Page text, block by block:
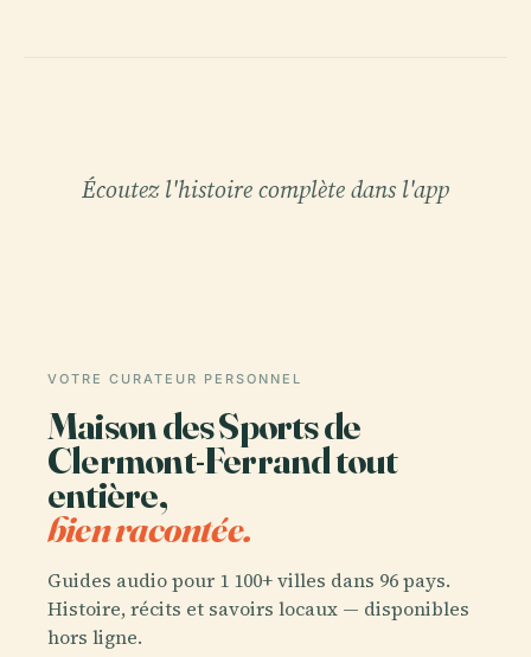
Écoutez l'histoire complète dans l'app
VOTRE CURATEUR PERSONNEL
Maison des Sports de
Clermont-Ferrand tout
entière,
bien racontée.
Guides audio pour 1 100+ villes dans 96 pays.
Histoire, récits et savoirs locaux — disponibles
hors ligne.